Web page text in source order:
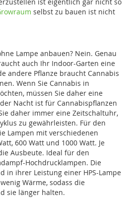
ist eigentlich gar nicht so
selbst zu bauen ist nicht
Lampe anbauen? Nein. Genau
auch Ihr Indoor-Garten eine
andere Pflanze braucht Cannabis
Wenn Sie Cannabis in
müssen Sie daher eine
Nacht ist für Cannabispflanzen
daher immer eine Zeitschaltuhr,
zu gewährleisten. Für den
Lampen mit verschiedenen
600 Watt und 1000 Watt. Je
Ausbeute. Ideal für den
Hochdrucklampen. Die
in ihrer Leistung einer HPS-Lampe
Wärme, sodass die
sie länger halten.